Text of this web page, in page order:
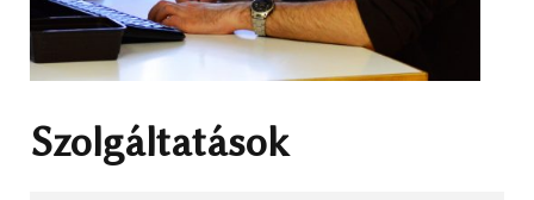
Szolgáltatások